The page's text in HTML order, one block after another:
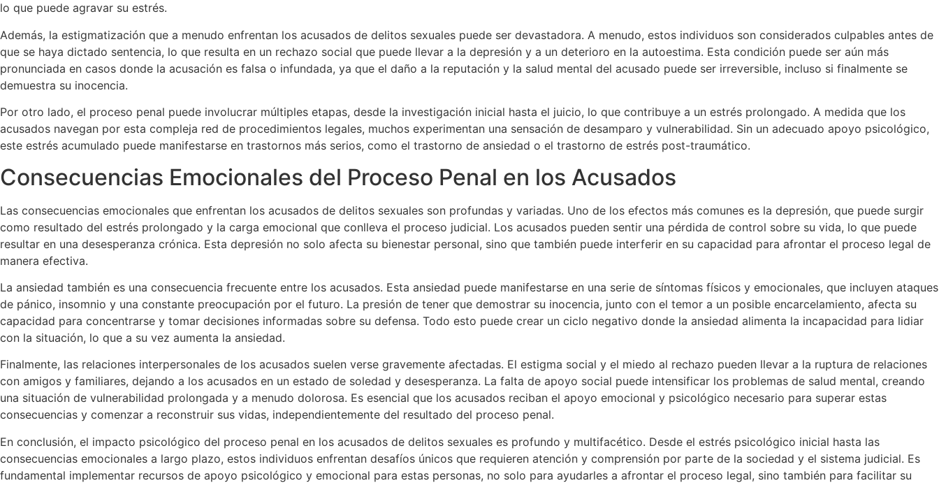
lo que puede agravar su estrés.
Además, la estigmatización que a menudo enfrentan los acusados de delitos sexuales puede ser devastadora. A menudo, estos individuos son considerados culpables antes de
que se haya dictado sentencia, lo que resulta en un rechazo social que puede llevar a la depresión y a un deterioro en la autoestima. Esta condición puede ser aún más
pronunciada en casos donde la acusación es falsa o infundada, ya que el daño a la reputación y la salud mental del acusado puede ser irreversible, incluso si finalmente se
demuestra su inocencia.
Por otro lado, el proceso penal puede involucrar múltiples etapas, desde la investigación inicial hasta el juicio, lo que contribuye a un estrés prolongado. A medida que los
acusados navegan por esta compleja red de procedimientos legales, muchos experimentan una sensación de desamparo y vulnerabilidad. Sin un adecuado apoyo psicológico,
este estrés acumulado puede manifestarse en trastornos más serios, como el trastorno de ansiedad o el trastorno de estrés post-traumático.
Consecuencias Emocionales del Proceso Penal en los Acusados
Las consecuencias emocionales que enfrentan los acusados de delitos sexuales son profundas y variadas. Uno de los efectos más comunes es la depresión, que puede surgir
como resultado del estrés prolongado y la carga emocional que conlleva el proceso judicial. Los acusados pueden sentir una pérdida de control sobre su vida, lo que puede
resultar en una desesperanza crónica. Esta depresión no solo afecta su bienestar personal, sino que también puede interferir en su capacidad para afrontar el proceso legal de
manera efectiva.
La ansiedad también es una consecuencia frecuente entre los acusados. Esta ansiedad puede manifestarse en una serie de síntomas físicos y emocionales, que incluyen ataques
de pánico, insomnio y una constante preocupación por el futuro. La presión de tener que demostrar su inocencia, junto con el temor a un posible encarcelamiento, afecta su
capacidad para concentrarse y tomar decisiones informadas sobre su defensa. Todo esto puede crear un ciclo negativo donde la ansiedad alimenta la incapacidad para lidiar
con la situación, lo que a su vez aumenta la ansiedad.
Finalmente, las relaciones interpersonales de los acusados suelen verse gravemente afectadas. El estigma social y el miedo al rechazo pueden llevar a la ruptura de relaciones
con amigos y familiares, dejando a los acusados en un estado de soledad y desesperanza. La falta de apoyo social puede intensificar los problemas de salud mental, creando
una situación de vulnerabilidad prolongada y a menudo dolorosa. Es esencial que los acusados reciban el apoyo emocional y psicológico necesario para superar estas
consecuencias y comenzar a reconstruir sus vidas, independientemente del resultado del proceso penal.
En conclusión, el impacto psicológico del proceso penal en los acusados de delitos sexuales es profundo y multifacético. Desde el estrés psicológico inicial hasta las
consecuencias emocionales a largo plazo, estos individuos enfrentan desafíos únicos que requieren atención y comprensión por parte de la sociedad y el sistema judicial. Es
fundamental implementar recursos de apoyo psicológico y emocional para estas personas, no solo para ayudarles a afrontar el proceso legal, sino también para facilitar su